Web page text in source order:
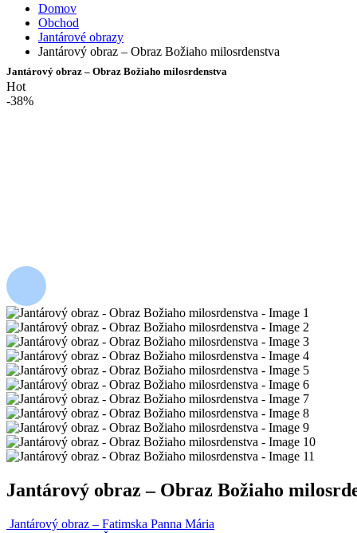
Domov
Obchod
Jantárové obrazy
Jantárový obraz – Obraz Božiaho milosrdenstva
Jantárový obraz – Obraz Božiaho milosrdenstva
Hot
-38%
Jantárový obraz – Obraz Božiaho
Jantárový obraz – Fatimska Panna Mária